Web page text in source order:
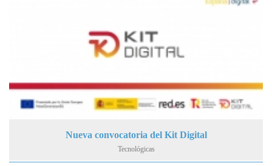
Nueva convocatoria del Kit Digital
Tecnológicas